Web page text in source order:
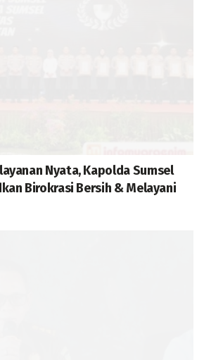
Nyata, Kapolda Sumsel
Birokrasi Bersih & Melayani